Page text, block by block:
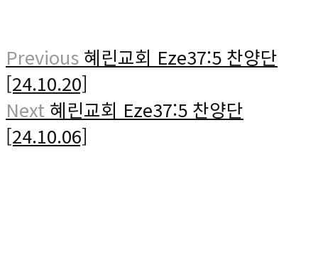
Previous 혜린교회 Eze37:5 찬양단
[24.10.20]
Next 혜린교회 Eze37:5 찬양단
[24.10.06]